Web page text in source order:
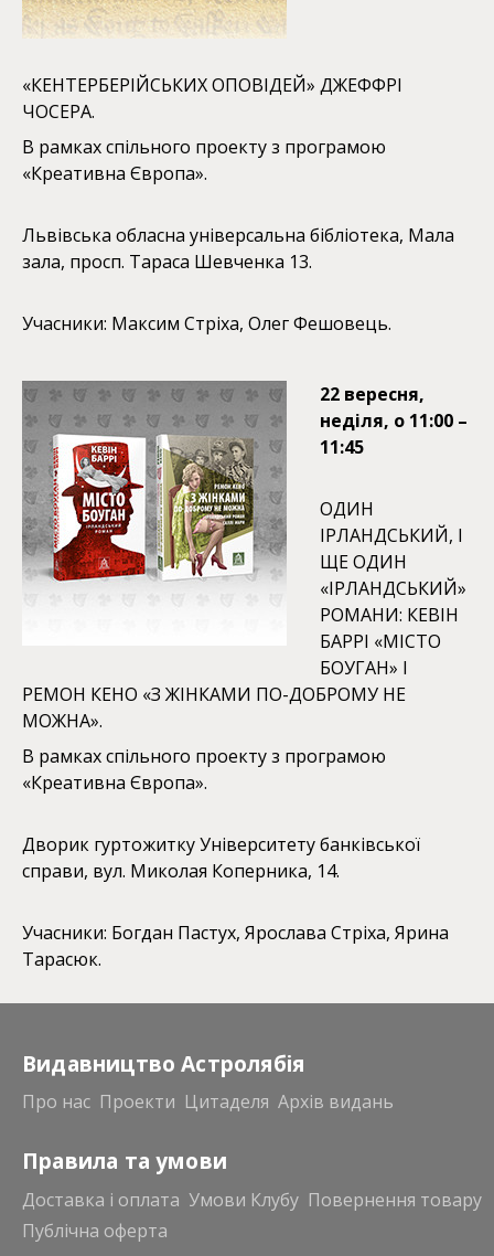
«КЕНТЕРБЕРІЙСЬКИХ ОПОВІДЕЙ» ДЖЕФФРІ
ЧОСЕРА.
В рамках спільного проекту з програмою
«Креативна Європа».
Львівська обласна універсальна бібліотека, Мала
зала, просп. Тараса Шевченка 13.
Учасники: Максим Стріха, Олег Фешовець.
22 вересня,
неділя, о 11:00 –
11:45
ОДИН
ІРЛАНДСЬКИЙ, І
ЩЕ ОДИН
«ІРЛАНДСЬКИЙ»
РОМАНИ: КЕВІН
БАРРІ «МІСТО
БОУГАН» І
РЕМОН КЕНО «З ЖІНКАМИ ПО-ДОБРОМУ НЕ
МОЖНА».
В рамках спільного проекту з програмою
«Креативна Європа».
Дворик гуртожитку Університету банківської
справи, вул. Миколая Коперника, 14.
Учасники: Богдан Пастух, Ярослава Стріха, Ярина
Тарасюк.
Видавництво Астролябія
Про нас Проекти Цитаделя Архів видань
Правила та умови
Доставка і оплата Умови Клубу Повернення товару
Публічна оферта